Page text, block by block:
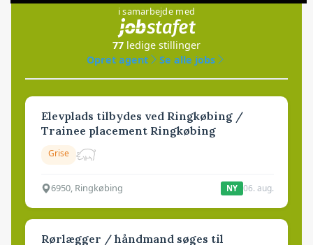
i samarbejde med
77 ledige stillinger
Opret agent
Se alle jobs
Elevplads tilbydes ved Ringkøbing /
Trainee placement Ringkøbing
Grise
6950, Ringkøbing NY 06. aug.
Rørlægger / håndmand søges til